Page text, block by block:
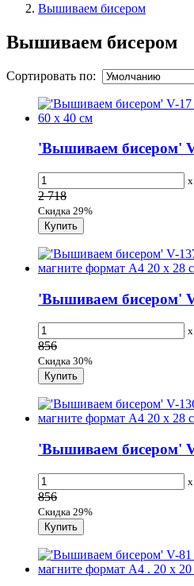
Вышиваем бисером
Вышиваем бисером
Сортировать по:
'Вышиваем бисером'
x
2 718
Скидка 29%
'Вышиваем бисером'
x
856
Скидка 30%
'Вышиваем бисером'
x
856
Скидка 29%